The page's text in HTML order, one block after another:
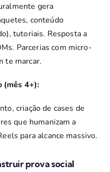
gera
conteúdo
tutoriais. Resposta a
Parcerias com micro-
te marcar.
(mês 4+):
criação de cases de
que humanizam a
para alcance massivo.
prova social